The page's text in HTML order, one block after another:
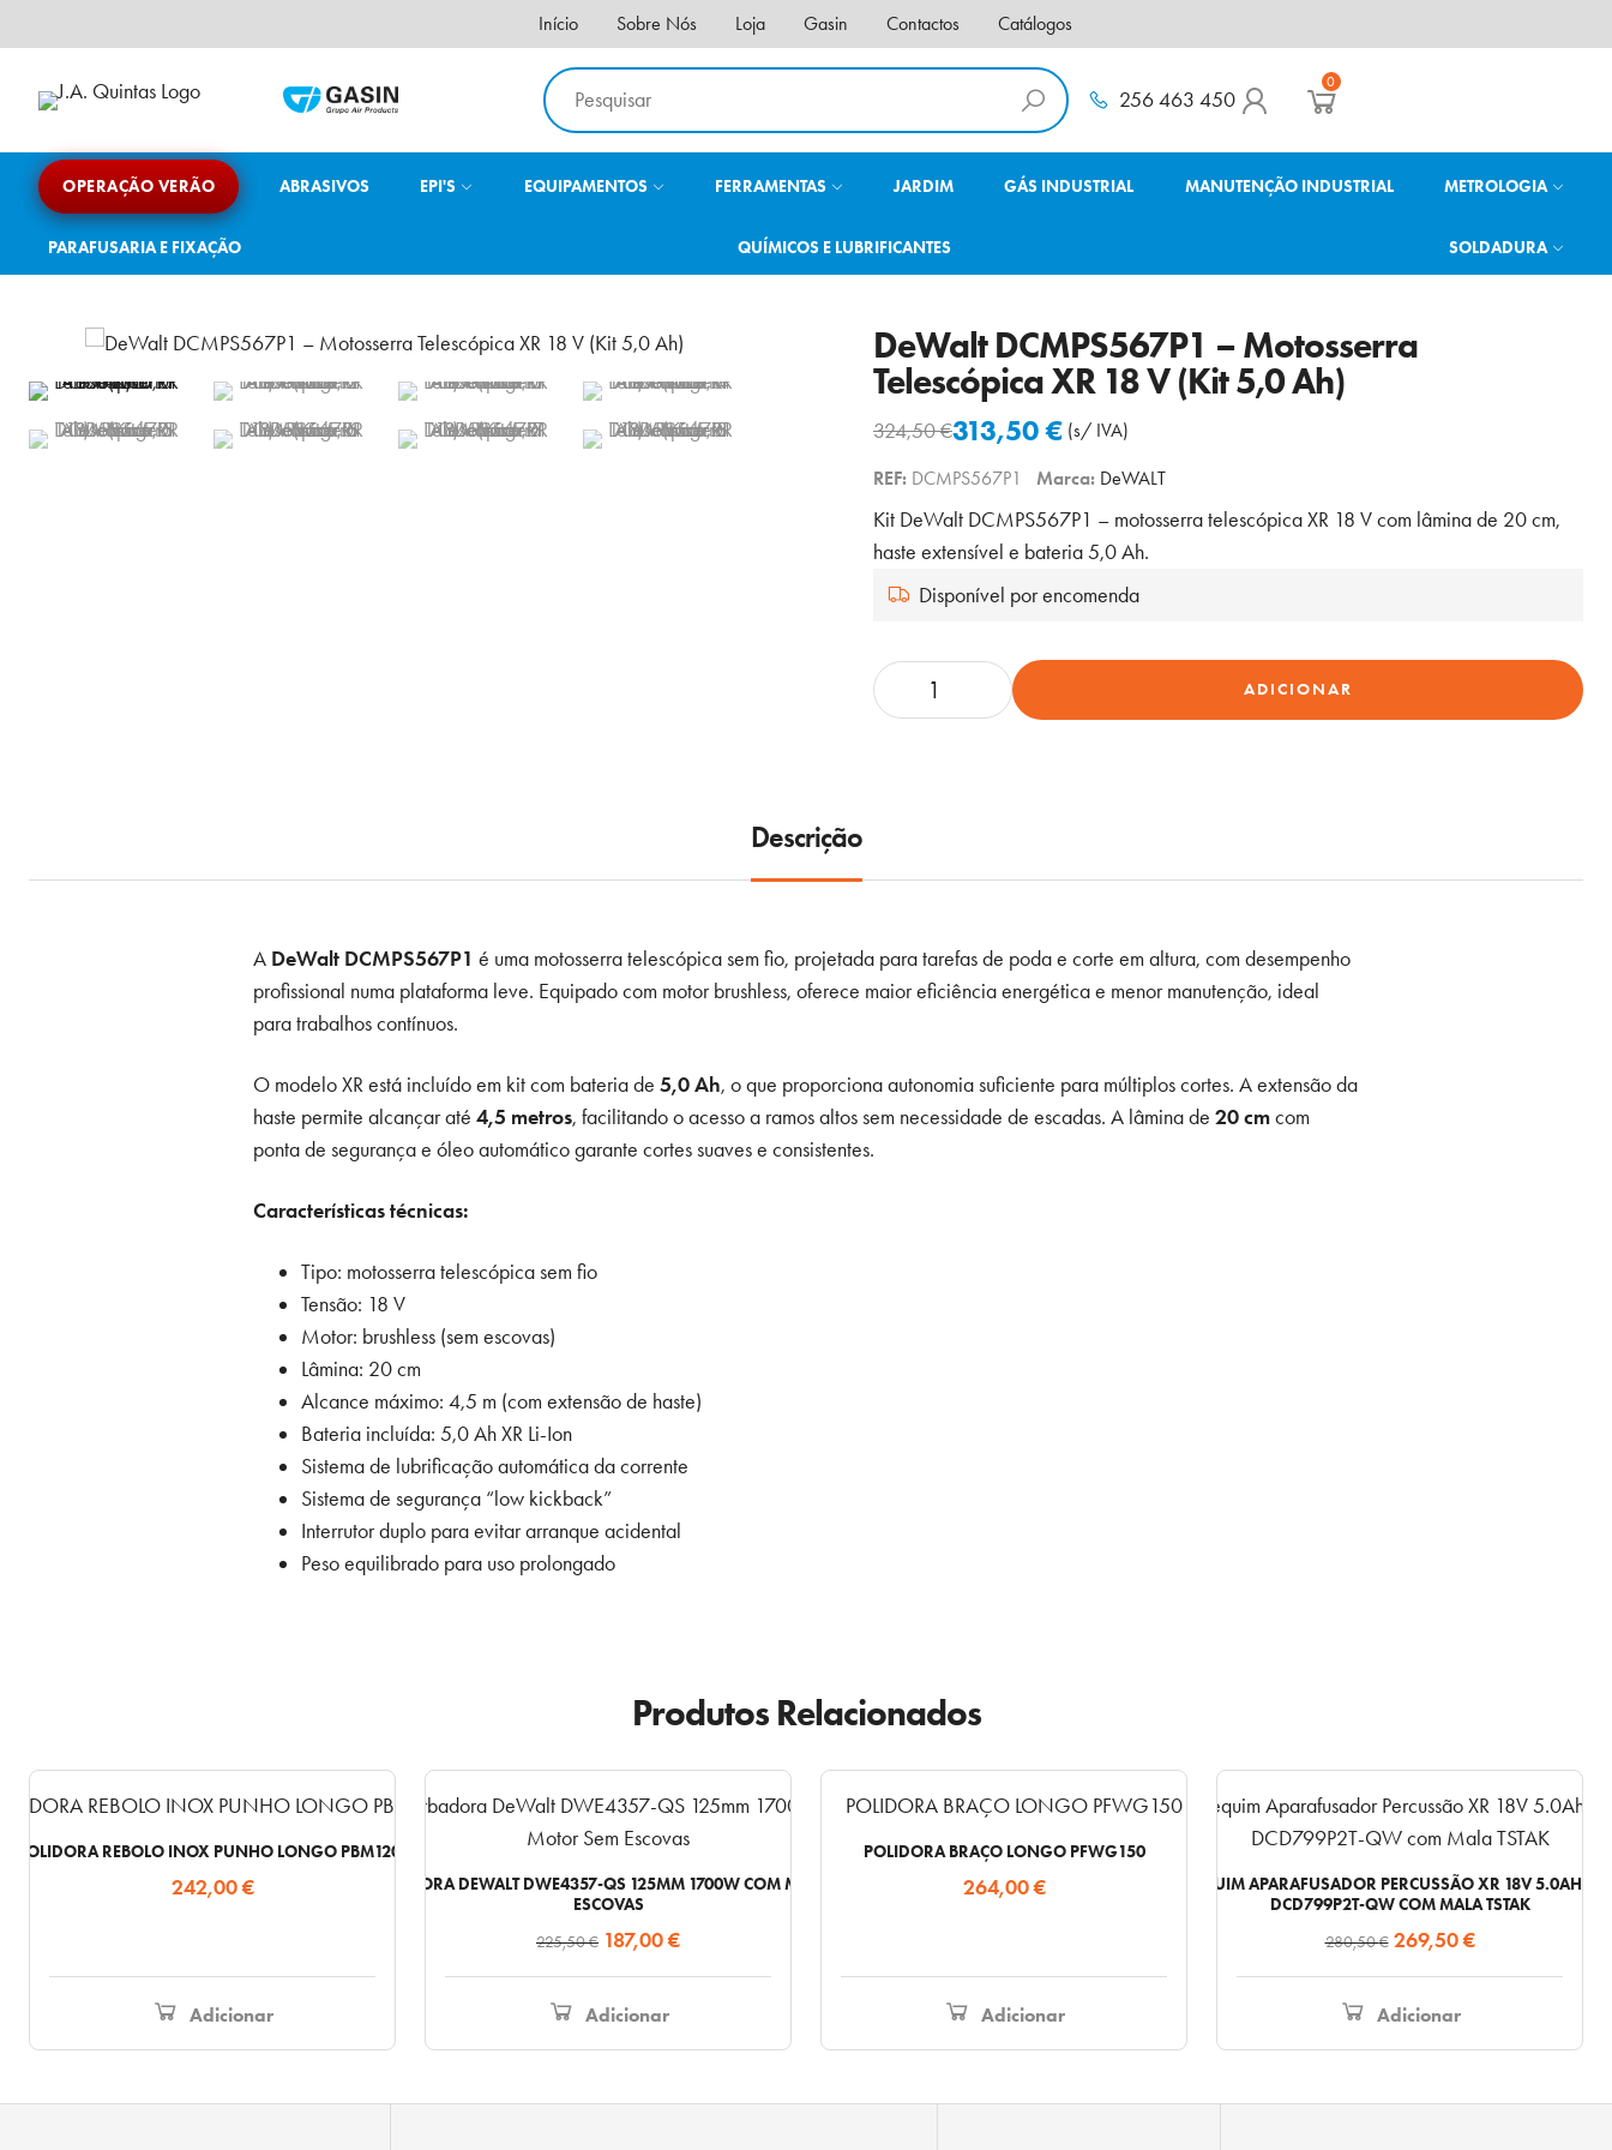
para
conteúdo
Início Sobre Nós Loja Gasin Contactos Catálogos
256 463 450
0
OPERAÇÃO VERÃO ABRASIVOS EPI'S EQUIPAMENTOS FERRAMENTAS JARDIM GÁS INDUSTRIAL MANUTENÇÃO INDUSTRIAL METROLOGIA
PARAFUSARIA E FIXAÇÃO QUÍMICOS E LUBRIFICANTES SOLDADURA
DeWalt DCMPS567P1 – Motosserra
Telescópica XR 18 V (Kit 5,0 Ah)
324,50€
O
preço
original
era:
313,50€
O
preço
atual
é:
(s/ IVA)
REF: DCMPS567P1 Marca: DeWALT
Kit DeWalt DCMPS567P1 – motosserra telescópica XR 18 V com lâmina de 20 cm,
haste extensível e bateria 5,0 Ah.
Disponível por encomenda
Quantidade
de
V
(Kit
ADICIONAR
Descrição
A DeWalt DCMPS567P1 é uma motosserra telescópica sem fio, projetada para tarefas de poda e corte em altura, com desempenho
profissional numa plataforma leve. Equipado com motor brushless, oferece maior eficiência energética e menor manutenção, ideal
para trabalhos contínuos.
O modelo XR está incluído em kit com bateria de 5,0 Ah, o que proporciona autonomia suficiente para múltiplos cortes. A extensão da
haste permite alcançar até 4,5 metros, facilitando o acesso a ramos altos sem necessidade de escadas. A lâmina de 20 cmcom
ponta de segurança e óleo automático garante cortes suaves e consistentes.
Características técnicas:
Tipo: motosserra telescópica sem fio
Tensão: 18 V
Motor: brushless (sem escovas)
Lâmina: 20 cm
Alcance máximo: 4,5 m (com extensão de haste)
Bateria incluída: 5,0 Ah XR Li-Ion
Sistema de lubrificação automática da corrente
Sistema de segurança “low kickback”
Interrutor duplo para evitar arranque acidental
Peso equilibrado para uso prolongado
Produtos Relacionados
POLIDORA REBOLO INOX PUNHO LONGO PBM120L
242,00€
Adicionar
REBARBADORA DEWALT DWE4357-QS 125MM 1700W COM MOTOR SEM
ESCOVAS
225,50€ O
preço
original
187,00€O
preço
Adicionar
POLIDORA BRAÇO LONGO PFWG150
264,00€
Adicionar
BERBEQUIM APARAFUSADOR PERCUSSÃO XR 18V 5.0AH
DCD799P2T-QW COM MALA TSTAK
280,50€ O
preço
original
269,50€O
preço
Adicionar